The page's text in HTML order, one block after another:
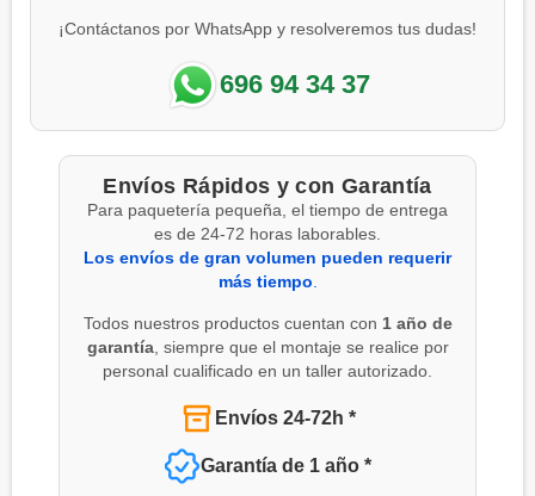
¡Contáctanos por WhatsApp y resolveremos tus dudas!
696 94 34 37
Envíos Rápidos y con Garantía
Para paquetería pequeña, el tiempo de entrega
es de 24-72 horas laborables.
Los envíos de gran volumen pueden requerir
más tiempo
Todos nuestros productos cuentan con 1 año de
garantía, siempre que el montaje se realice por
personal cualificado en un taller autorizado.
Envíos 24-72h *
Garantía de 1 año *